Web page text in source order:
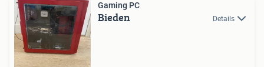
Gaming PC
Bieden Details